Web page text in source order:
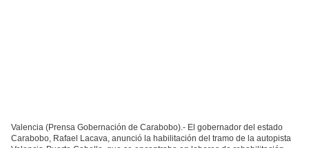
Valencia (Prensa Gobernación de Carabobo).- El gobernador del estado
Carabobo, Rafael Lacava, anunció la habilitación del tramo de la autopista